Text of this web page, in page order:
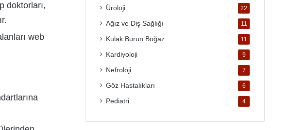
doktorları,
web
Üroloji 22
Ağız ve Diş Sağlığı 11
Kulak Burun Boğaz 11
Kardiyoloji 9
Nefroloji 7
Göz Hastalıkları 6
Pediatri 4